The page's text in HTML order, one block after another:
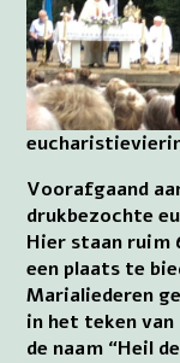
Voorafgaand
drukbezochte
Hier staan ruim
een plaats te
Marialiederen
in het teken
de naam “Heil